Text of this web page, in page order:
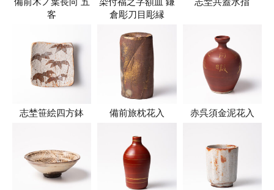
客
倉彫刀目彫縁
志埜笹絵四方鉢 備前旅枕花入 赤呉須金泥花入